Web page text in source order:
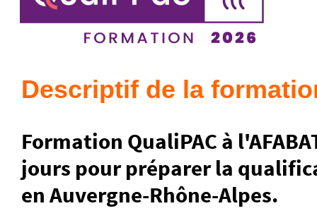
Descriptif de la
Formation QualiPAC à
jours pour préparer la
en Auvergne-Rhône-Alpes.